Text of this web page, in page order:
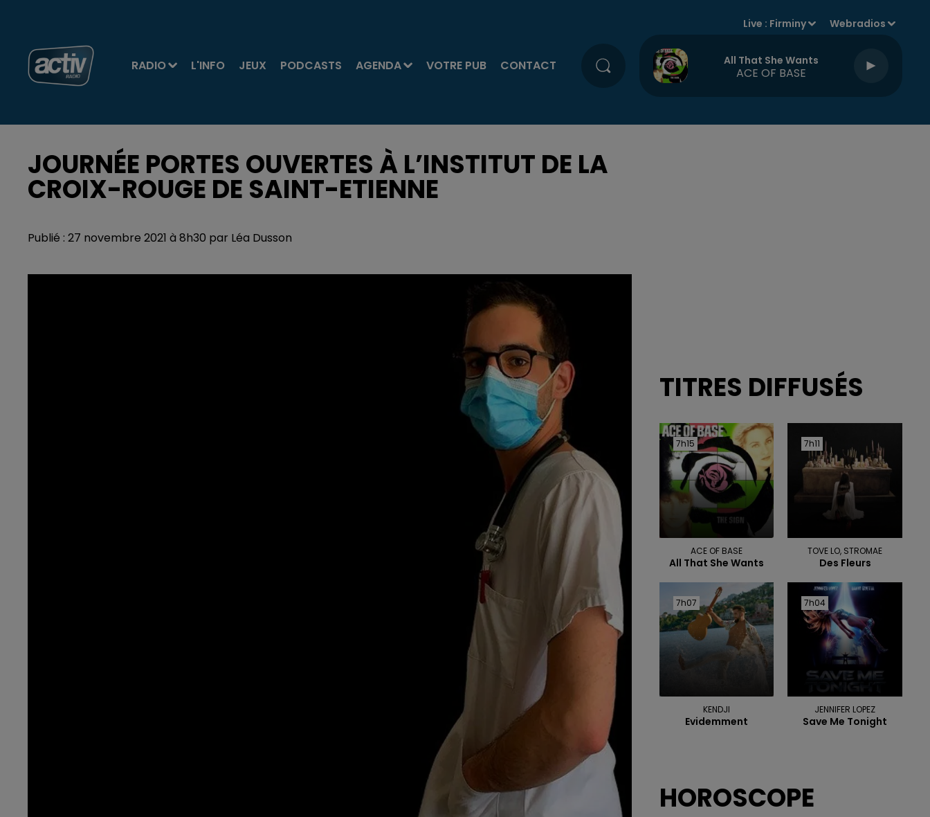
RADIO L'INFO JEUX PODCASTS AGENDA VOTRE PUB CONTACT
Live : Firminy Webradios
All That She Wants
ACE OF BASE
JOURNÉE PORTES OUVERTES À L’INSTITUT DE LA
CROIX-ROUGE DE SAINT-ETIENNE
Publié : 27 novembre 2021 à 8h30 par Léa Dusson
TITRES DIFFUSÉS
7h15
7h15
ACE OF BASE
All That She Wants
7h11
7h11
TOVE LO, STROMAE
Des Fleurs
7h07
7h07
KENDJI
Evidemment
7h04
7h04
JENNIFER LOPEZ
Save Me Tonight
HOROSCOPE